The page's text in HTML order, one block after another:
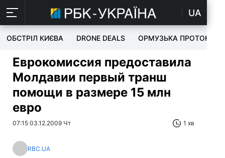
UA
ОБСТРІЛ КИЄВА DRONE DEALS ОРМУЗЬКА ПРОТОКА
Еврокомиссия предоставила
Молдавии первый транш
помощи в размере 15 млн
евро
07:15 03.12.2009 Чт 1 хв
RBC.UA